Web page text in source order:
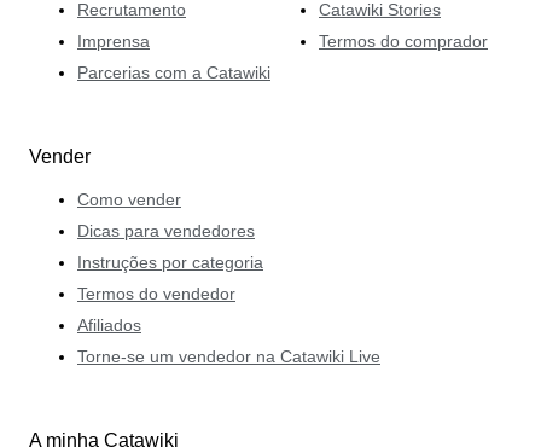
Recrutamento
Imprensa
Parcerias com a Catawiki
Catawiki Stories
Termos do comprador
Vender
Como vender
Dicas para vendedores
Instruções por categoria
Termos do vendedor
Afiliados
Torne-se um vendedor na Catawiki Live
A minha Catawiki